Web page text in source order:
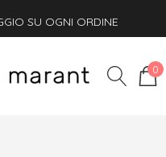
SU OGNI ORDINE
CONSEGNA
SU OGNI ORDINE
0